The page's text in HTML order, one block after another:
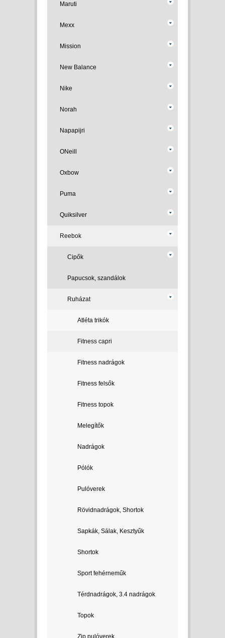
Maruti
Mexx
Mission
New Balance
Nike
Norah
Napapijri
ONeill
Oxbow
Puma
Quiksilver
Reebok
Cipők
Papucsok, szandálok
Ruházat
Atléta trikók
Fitness capri
Fitness nadrágok
Fitness felsők
Fitness topok
Melegítők
Nadrágok
Pólók
Pulóverek
Rövidnadrágok, Shortok
Sapkák, Sálak, Kesztyűk
Shortok
Sport fehérneműk
Térdnadrágok, 3.4 nadrágok
Topok
Zip pulóverek